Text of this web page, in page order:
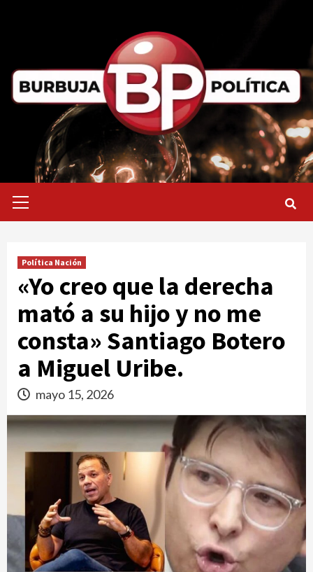
primario
Política Nación
«Yo creo que la derecha
mató a su hijo y no me
consta» Santiago Botero
a Miguel Uribe.
mayo 15, 2026